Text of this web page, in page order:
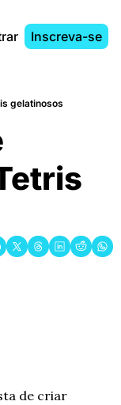
Inscreva-se
gelatinosos
de criar